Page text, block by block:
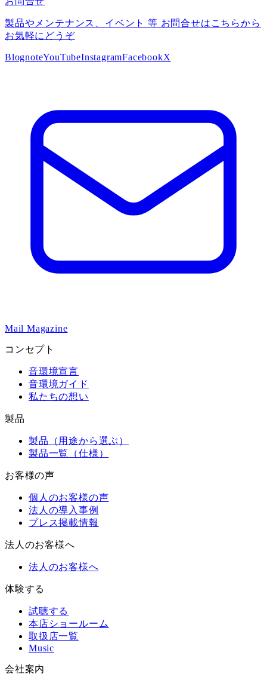
製品やメンテナンス、イベント 等 お問合せはこちらから
お気軽にどうぞ
BlognoteYouTubeInstagramFacebookX
Mail Magazine
コンセプト
音環境宣言
音環境ガイド
私たちの想い
製品
製品（用途から選ぶ）
製品一覧（仕様）
お客様の声
個人のお客様の声
法人の導入事例
プレス掲載情報
法人のお客様へ
法人のお客様へ
体験する
試聴する
本店ショールーム
取扱店一覧
Music
会社案内